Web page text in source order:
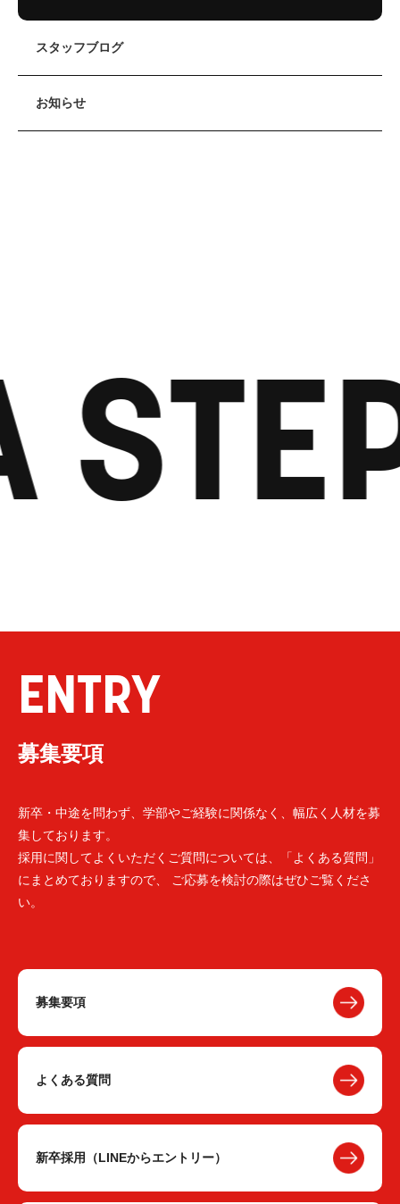
スタッフブログ
お知らせ
ENTRY
募集要項
新卒・中途を問わず、学部やご経験に関係なく、幅広く人材を募
集しております。
採用に関してよくいただくご質問については、「よくある質問」
にまとめておりますので、 ご応募を検討の際はぜひご覧くださ
い。
募集要項
よくある質問
新卒採用（LINEからエントリー）